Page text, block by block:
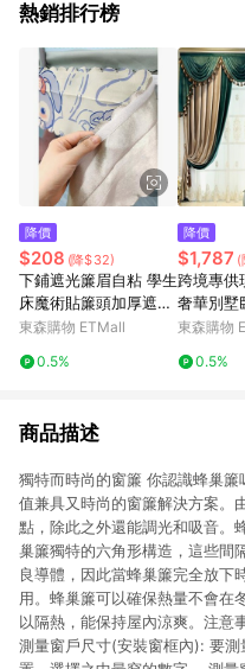
熱銷排行榜
降價
$208 (降$32)
下鋪遮光簾眉自粘 學生
床魔術貼簾頭加厚遮光
宿舍下床底邊遮擋布
東森購物 ETMall
0.5%
降價
$1,787 (
跨境專供
奢華別墅
加厚絨布
東森購物
0.5%
商品描述
獨特而時尚的窗簾 你認識蜂巢
值兼具又時尚的窗簾解決方案。
點，除此之外還能調光和吸音
巢簾獨特的六角形構造，這些間
良導體，因此當蜂巢簾完全放下
用。蜂巢簾可以確保熱量不會在
以隔熱，能保持屋內涼爽。注意
測量窗戶尺寸(安裝窗框內): 要